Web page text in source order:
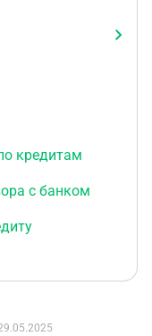
кредитам
с банком